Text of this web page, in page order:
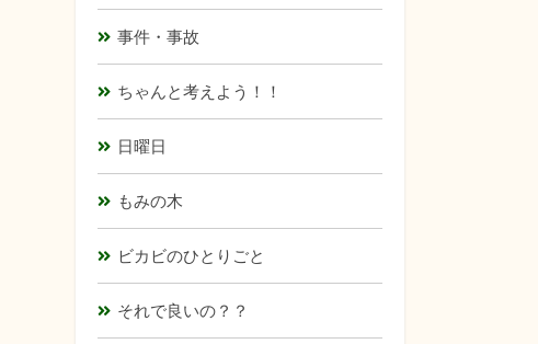
事件・事故
ちゃんと考えよう！！
日曜日
もみの木
ビカビのひとりごと
それで良いの？？